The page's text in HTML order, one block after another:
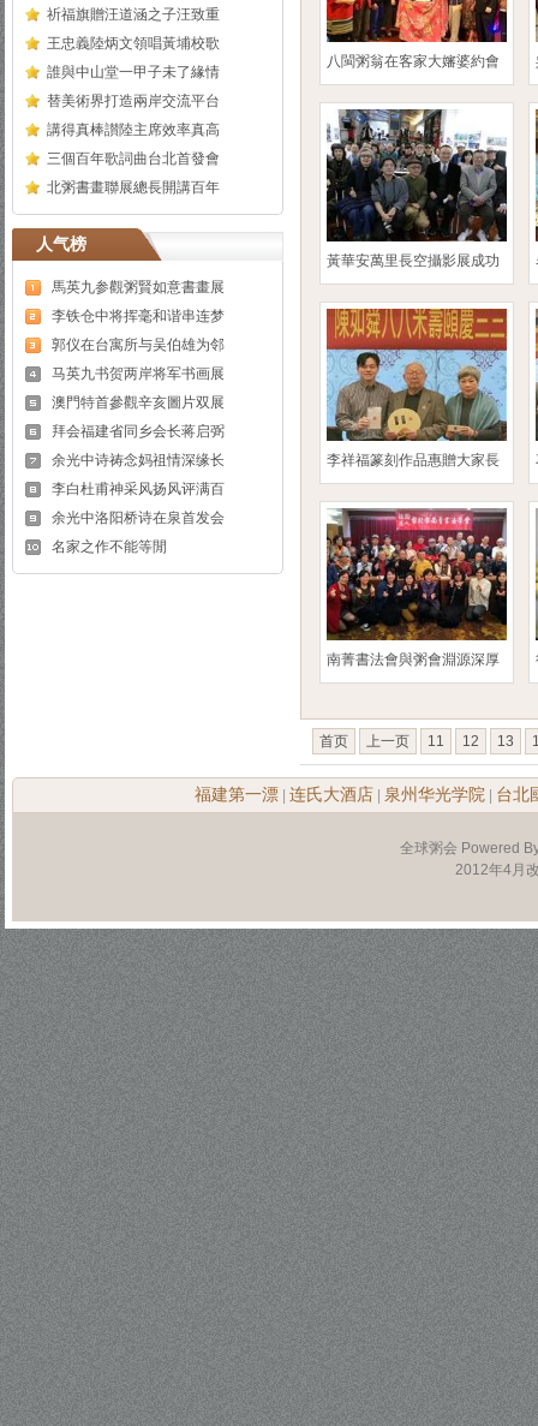
祈福旗贈汪道涵之子汪致重
王忠義陸炳文領唱黃埔校歌
誰與中山堂一甲子未了緣情
替美術界打造兩岸交流平台
講得真棒讃陸主席效率真高
三個百年歌詞曲台北首發會
北粥書畫聯展總長開講百年
人气榜
馬英九参觀粥賢如意書畫展
李铁仓中将挥毫和谐串连梦
郭仪在台寓所与吴伯雄为邻
马英九书贺两岸将军书画展
澳門特首參觀辛亥圖片双展
拜会福建省同乡会长蒋启弼
余光中诗祷念妈祖情深缘长
李白杜甫神采风扬风评满百
余光中洛阳桥诗在泉首发会
名家之作不能等閒
八閩粥翁在客家大嬸婆約會
黃華安萬里長空攝影展成功
李祥福篆刻作品惠贈大家長
南菁書法會與粥會淵源深厚
首页 上一页 11 12 13
福建第一漂 连氏大酒店 泉州华光学院 台北
全球粥会 Powered
2012年4月